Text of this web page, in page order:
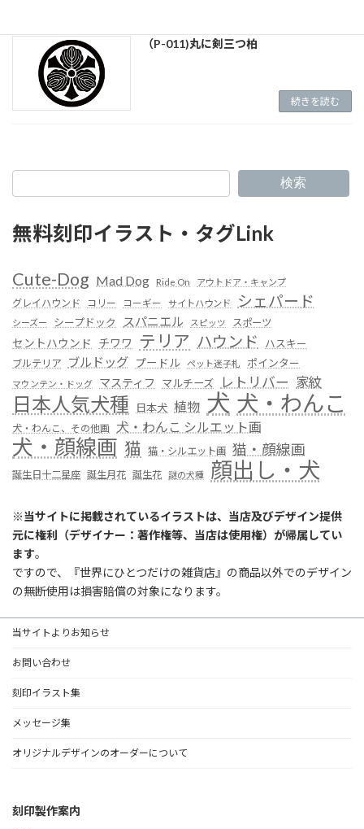
（P-011)丸に剣三つ柏
続きを読む
検索
無料刻印イラスト・タグLink
Cute-Dog Mad Dog Ride On アウトドア・キャンプ
グレイハウンド コリー コーギー サイトハウンド シェパード
シーズー シープドック スパニエル スピッツ スポーツ
セントハウンド チワワ テリア ハウンド ハスキー
ブルテリア ブルドッグ プードル ペット迷子札 ポインター
マウンテン・ドッグ マスティフ マルチーズ レトリバー 家紋
日本人気犬種 日本犬 植物 犬 犬・わんこ
犬・わんこ、その他画 犬・わんこ シルエット画
犬・顔線画 猫 猫・シルエット画 猫・顔線画
誕生日十二星座 誕生月花 誕生花 謎の犬種 顔出し・犬
※当サイトに掲載されているイラストは、当店及びデザイン提供
元に権利（デザイナー：著作権等、当店は使用権）が帰属してい
ます。
ですので、『世界にひとつだけの雑貨店』の商品以外でのデザイン
の無断使用は損害賠償の対象になります。
当サイトよりお知らせ
お問い合わせ
刻印イラスト集
メッセージ集
オリジナルデザインのオーダーについて
刻印製作案内